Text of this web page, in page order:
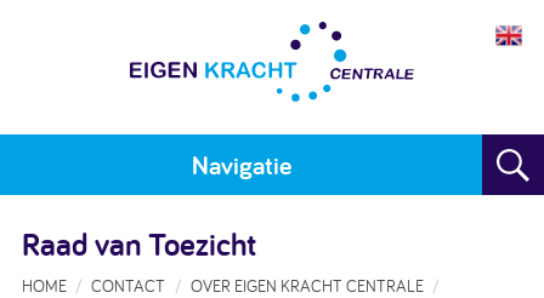
Navigatie
Plan maken
Raad van Toezicht
HOME CONTACT
OVER EIGEN KRACHT CENTRALE